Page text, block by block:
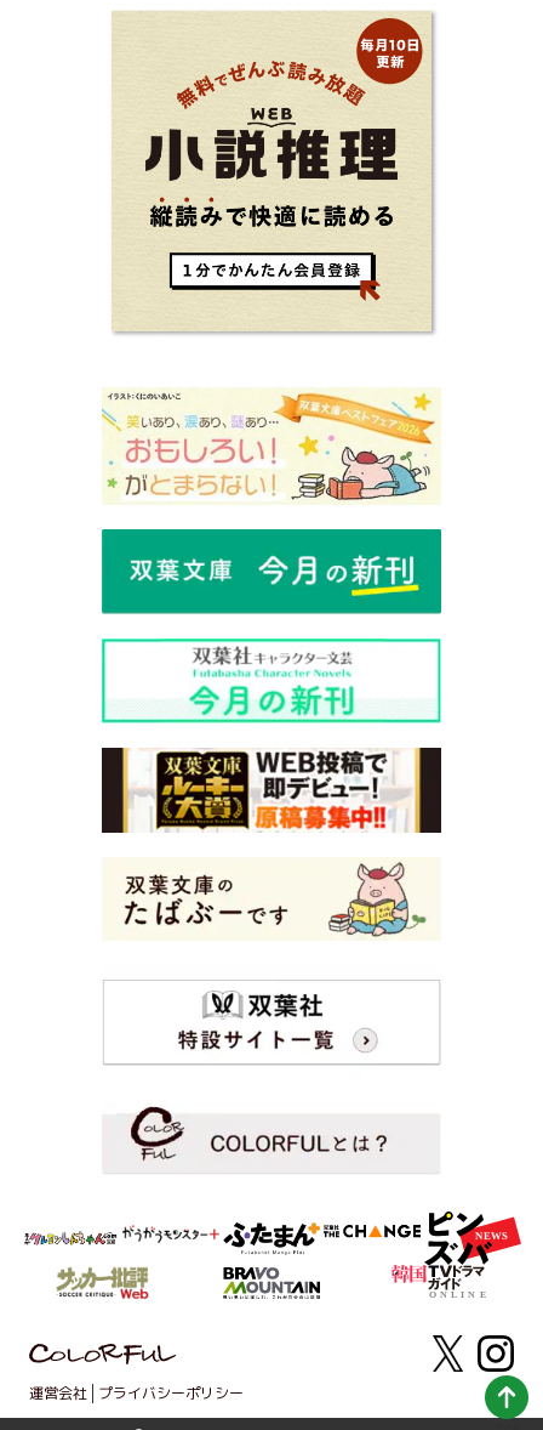
る！ 地元が恋しくなったとき、どこか遠くへ逃げたいときは読
んで下さい。孤独を愛する人のお守りになる、くすっと、うるっ
運営会社 プライバシーポリシー